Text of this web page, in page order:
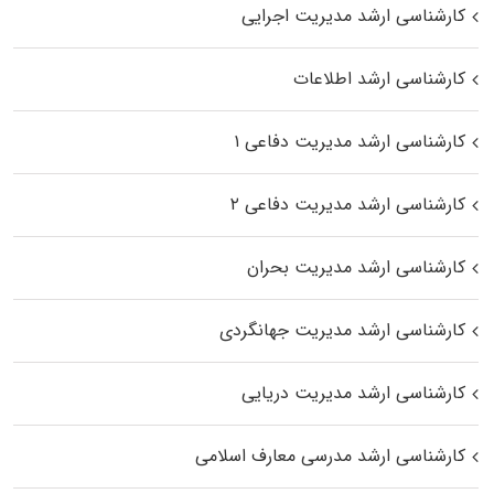
کارشناسی ارشد مدیریت اجرایی
کارشناسی ارشد اطلاعات
کارشناسی ارشد مدیریت دفاعی ۱
کارشناسی ارشد مدیریت دفاعی ۲
کارشناسی ارشد مدیریت بحران
کارشناسی ارشد مدیریت جهانگردی
کارشناسی ارشد مدیریت دریایی
کارشناسی ارشد مدرسی معارف اسلامی